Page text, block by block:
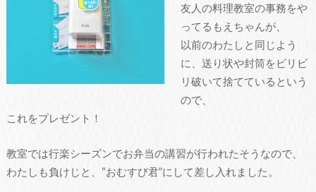
友人の料理教室の事務をや
ってるもえちゃんが、
以前のわたしと同じよう
に、送り状や封筒をビリビ
リ破いて捨てているという
ので、
これをプレゼント！
教室では行楽シーズンでお弁当の講習が行われたそうなので、
わたしも負けじと、“おむすび君”にして差し入れました。